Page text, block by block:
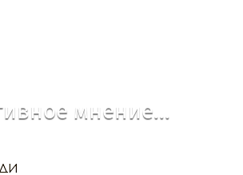
мнение...